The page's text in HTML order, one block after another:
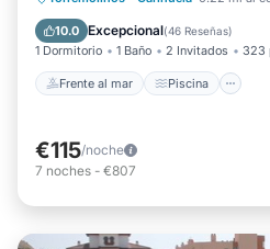
10.0 Excepcional(46 Reseñas)
1 Dormitorio 1 Baño 2 Invitados 323
Frente al mar Piscina
Balcón/Terraza
€115/noche
7 noches - €807